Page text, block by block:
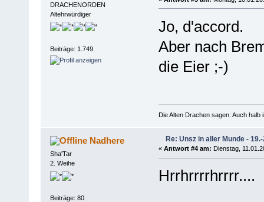
DRACHENORDEN
Altehrwürdiger
Beiträge: 1.749
Jo, d'accord.
Aber nach
die Eier ;-)
Die Alten Drachen sagen: Auch
Nadhere
Sha'Tar
2. Weihe
Beiträge: 80
Re: Unsz in aller Munde -
« Antwort #4 am: Dienstag,
Hrrhrrrrhrrrr....